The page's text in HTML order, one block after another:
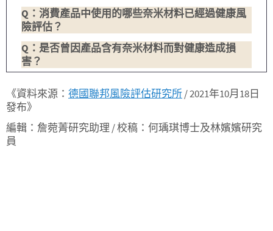
Q：消費產品中使用的哪些奈米材料已經過健康風
險評估？
Q：是否曾因產品含有奈米材料而對健康造成損
害？
《資料來源： 德國聯邦風險評估研究所/ 2021年10月18日
發布》
編輯：詹菀菁研究助理 / 校稿：何瑀琪博士及林嬪嬪研究
員